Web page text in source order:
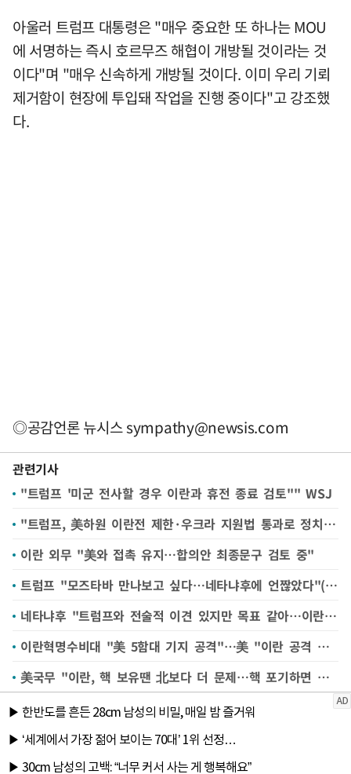
아울러 트럼프 대통령은 "매우 중요한 또 하나는 MOU
에 서명하는 즉시 호르무즈 해협이 개방될 것이라는 것
이다"며 "매우 신속하게 개방될 것이다. 이미 우리 기뢰
제거함이 현장에 투입돼 작업을 진행 중이다"고 강조했
다.
◎공감언론 뉴시스sympathy@newsis.com
관련기사
"트럼프 '미군 전사할 경우 이란과 휴전 종료 검토''" WSJ
"트럼프, 美하원 이란전 제한·우크라 지원법 통과로 정치적 타격"(종합)
이란 외무 "美와 접촉 유지…합의안 최종문구 검토 중"
트럼프 "모즈타바 만나보고 싶다…네타냐후에 언짢았다"(종합)
네타냐후 "트럼프와 전술적 이견 있지만 목표 같아…이란 핵 저지"
이란혁명수비대 "美 5함대 기지 공격"…美 "이란 공격 실패" 반박
美국무 "이란, 핵 보유땐 北보다 더 문제…핵 포기하면 제재완화"(종합)